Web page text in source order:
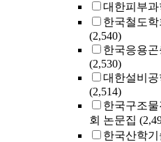
대한피부과
한국철도
(2,540)
한국응용
(2,530)
대한설비
(2,514)
한국구조
회 논문집
한국산학기